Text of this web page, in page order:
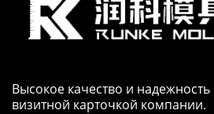
Высокое качество и
визитной карточкой компании.